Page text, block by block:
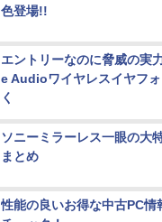
色登場!!
エントリーなのに脅威の実
e Audioワイヤレスイヤフ
く
ソニーミラーレス一眼の大
まとめ
性能の良いお得な中古PC情